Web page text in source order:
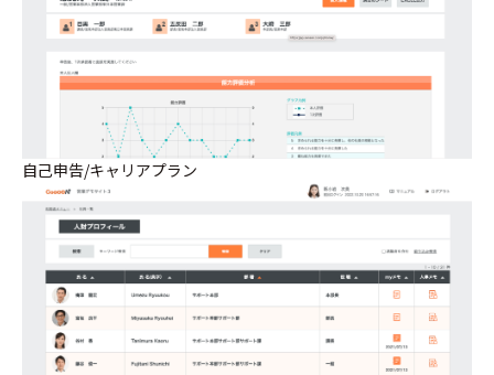
自己申告/キャリアプラン